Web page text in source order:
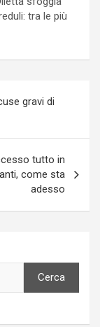
tra le più
gravi di
tutto in
come sta
adesso
Cerca